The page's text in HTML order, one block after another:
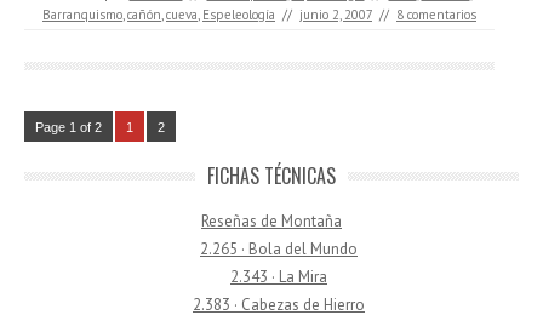
Barranquismo,cañón,cueva, Espeleología // junio 2, 2007 // 8 comentarios
Page 1 of 2 1 2
FICHAS TÉCNICAS
Reseñas de Montaña
2.265 · Bola del Mundo
2.343 · La Mira
2.383 · Cabezas de Hierro